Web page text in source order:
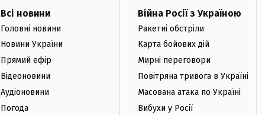
Всі новини
Головні новини
Новини України
Прямий ефір
Відеоновини
Аудіоновини
Погода
Війна Росії з Україною
Ракетні обстріли
Карта бойових дій
Мирні переговори
Повітряна тривога в Україні
Масована атака по Україні
Вибухи у Росії